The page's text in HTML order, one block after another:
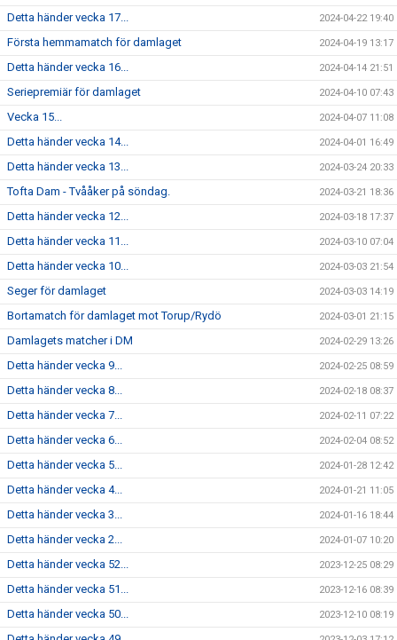
Detta händer vecka 17... 2024-04-22 19:40
Första hemmamatch för damlaget 2024-04-19 13:17
Detta händer vecka 16... 2024-04-14 21:51
Seriepremiär för damlaget 2024-04-10 07:43
Vecka 15... 2024-04-07 11:08
Detta händer vecka 14... 2024-04-01 16:49
Detta händer vecka 13... 2024-03-24 20:33
Tofta Dam - Tvååker på söndag. 2024-03-21 18:36
Detta händer vecka 12... 2024-03-18 17:37
Detta händer vecka 11... 2024-03-10 07:04
Detta händer vecka 10... 2024-03-03 21:54
Seger för damlaget 2024-03-03 14:19
Bortamatch för damlaget mot Torup/Rydö 2024-03-01 21:15
Damlagets matcher i DM 2024-02-29 13:26
Detta händer vecka 9... 2024-02-25 08:59
Detta händer vecka 8... 2024-02-18 08:37
Detta händer vecka 7... 2024-02-11 07:22
Detta händer vecka 6... 2024-02-04 08:52
Detta händer vecka 5... 2024-01-28 12:42
Detta händer vecka 4... 2024-01-21 11:05
Detta händer vecka 3... 2024-01-16 18:44
Detta händer vecka 2... 2024-01-07 10:20
Detta händer vecka 52... 2023-12-25 08:29
Detta händer vecka 51... 2023-12-16 08:39
Detta händer vecka 50... 2023-12-10 08:19